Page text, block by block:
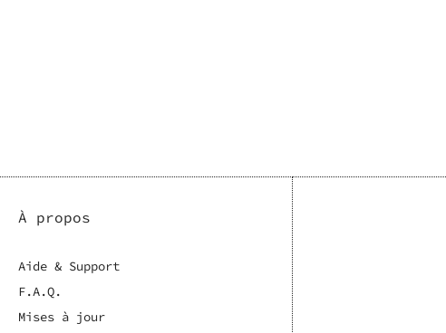
À propos
Aide & Support
F.A.Q.
Mises à jour